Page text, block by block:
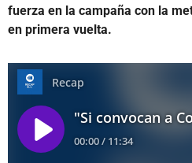
fuerza en la campaña con la
en primera vuelta.